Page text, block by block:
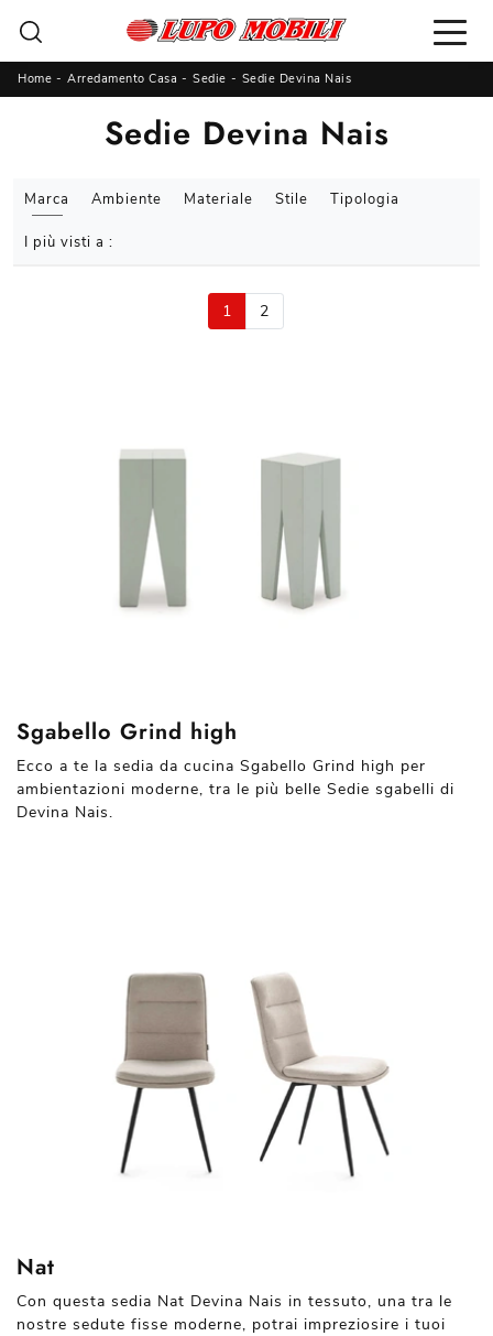
Home - Arredamento Casa - Sedie - Sedie Devina Nais
Sedie Devina Nais
Marca Ambiente Materiale Stile Tipologia
I più visti a :
1 2
Sgabello Grind high
Ecco a te la sedia da cucina Sgabello Grind high per
ambientazioni moderne, tra le più belle Sedie sgabelli di
Devina Nais.
Nat
Con questa sedia Nat Devina Nais in tessuto, una tra le
nostre sedute fisse moderne, potrai impreziosire i tuoi